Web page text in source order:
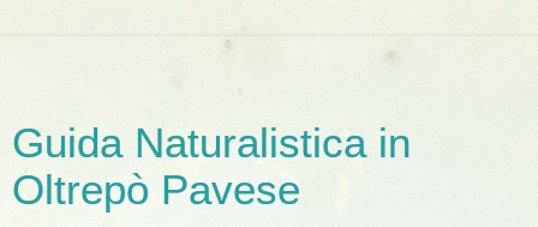
Guida Naturalistica in
Oltrepò Pavese